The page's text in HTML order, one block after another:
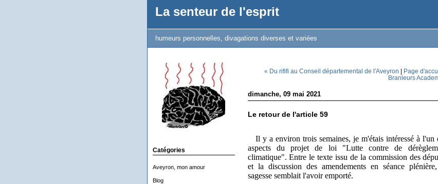
La senteur de l'esprit
humeurs personnelles, divagations diverses et variées
Catégories
Aveyron, mon amour
Blog
« Du rififi au Conseil départemental de l'Aveyron | Page
Branleurs
dimanche, 09 mai 2021
Le retour de l'article 59
Il y a environ trois semaines, je m'étais intéressé à l'un
aspects du projet de loi "Lutte contre de
climatique". Entre le texte issu de la commission des
et la discussion des amendements en séance
sagesse semblait l'avoir emporté.